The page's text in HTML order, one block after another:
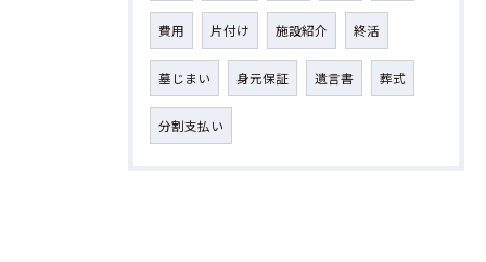
費用 片付け 施設紹介 終活
墓じまい 身元保証 遺言書 葬式
分割支払い